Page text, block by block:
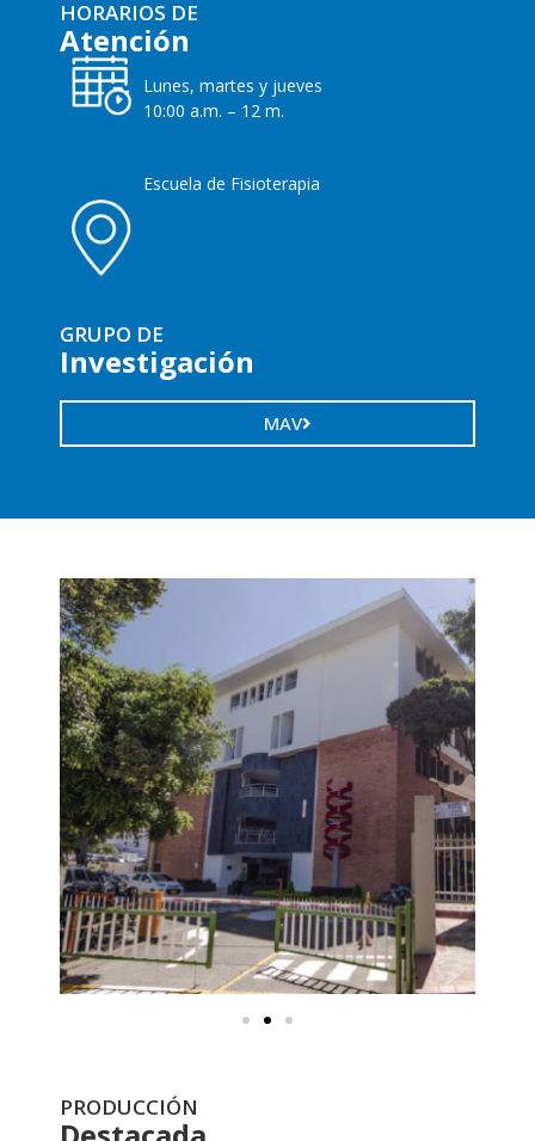
HORARIOS DE
Atención
Lunes, martes y jueves
10:00 a.m. – 12 m.
Escuela de Fisioterapia
GRUPO DE
Investigación
MAV
PRODUCCIÓN